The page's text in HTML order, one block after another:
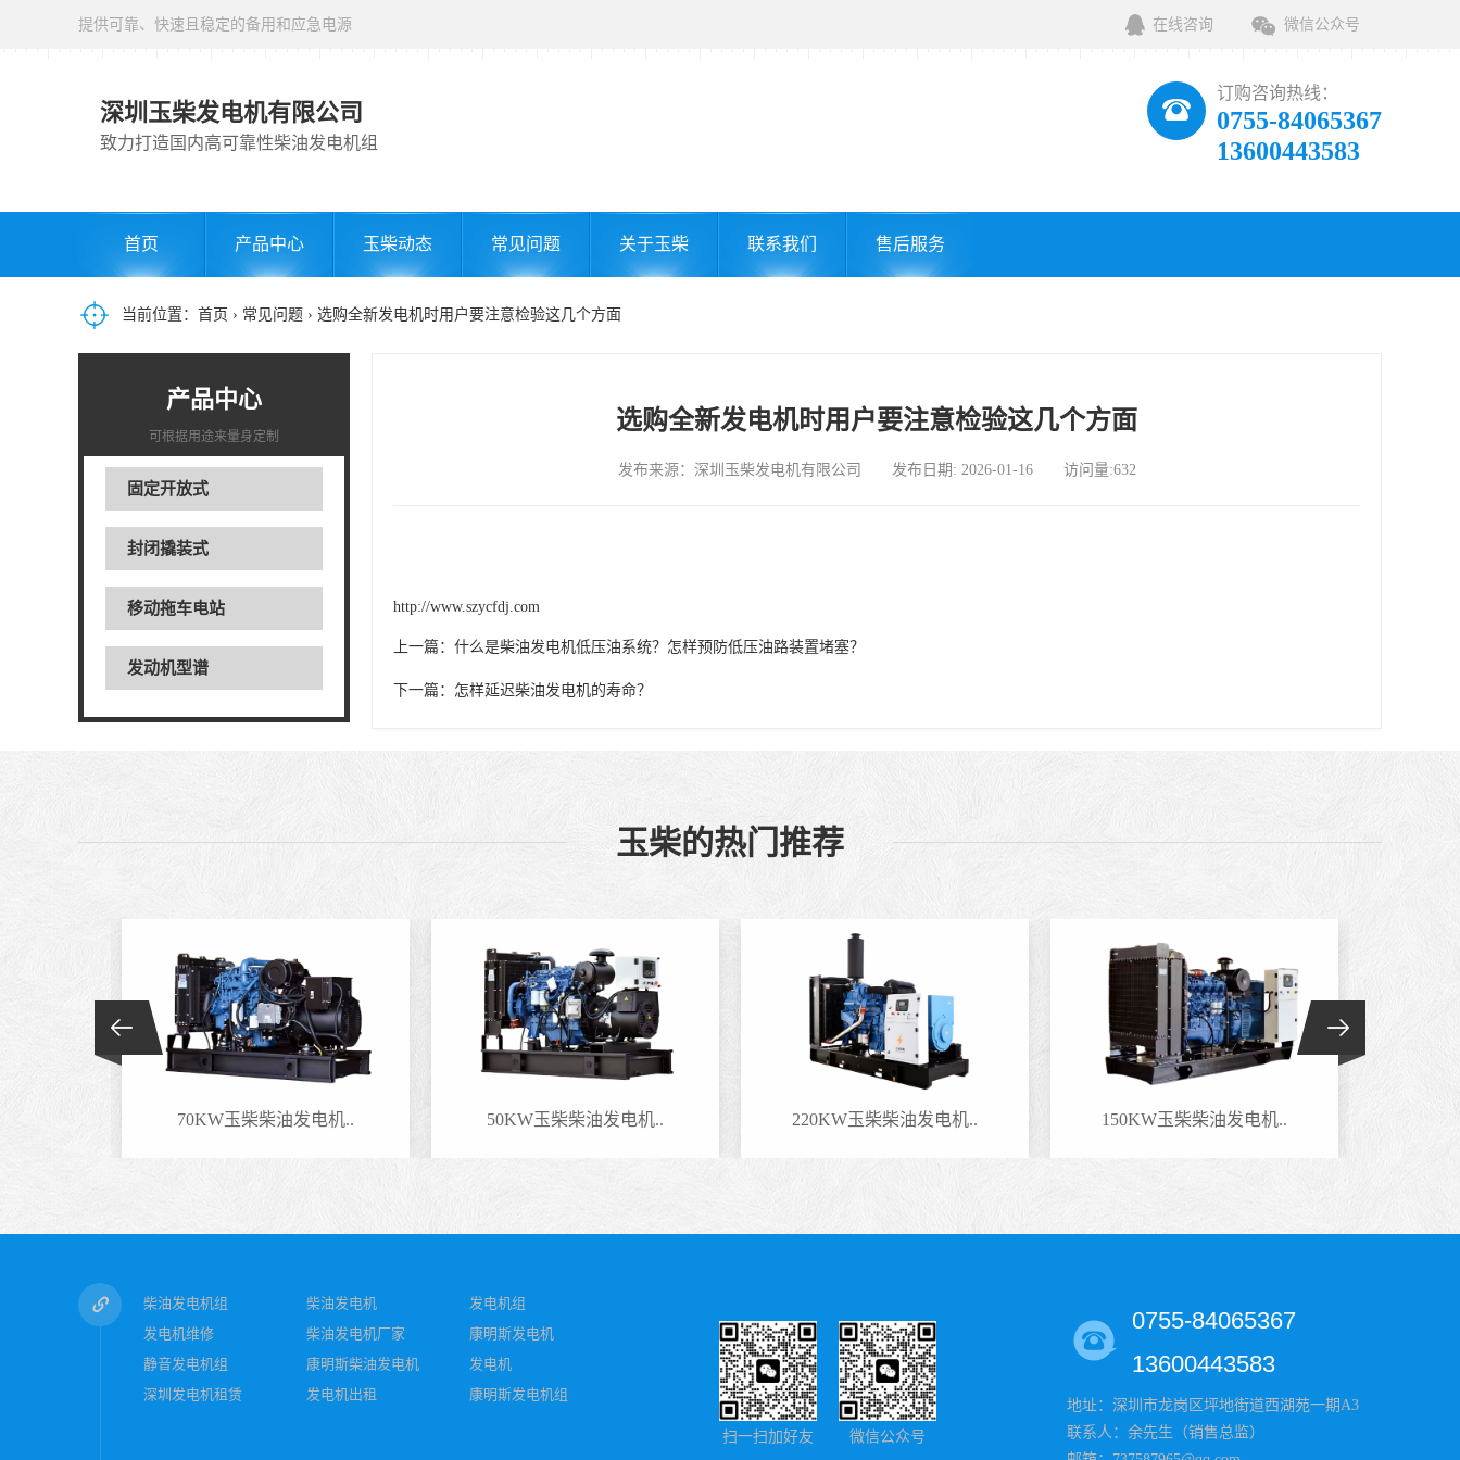
提供可靠、快速且稳定的备用和应急电源 在线咨询 微信公众号
深圳玉柴发电机有限公司
致力打造国内高可靠性柴油发电机组
订购咨询热线：
0755-84065367
13600443583
首页 产品中心 玉柴动态 常见问题 关于玉柴 联系我们 售后服务
当前位置： 首页 › 常见问题 › 选购全新发电机时用户要注意检验这几个方面
产品中心
可根据用途来量身定制
固定开放式
封闭撬装式
移动拖车电站
发动机型谱
选购全新发电机时用户要注意检验这几个方面
发布来源：深圳玉柴发电机有限公司 发布日期: 2026-01-16 访问量:632
http://www.szycfdj.com
上一篇： 什么是柴油发电机低压油系统？怎样预防低压油路装置堵塞？
下一篇： 怎样延迟柴油发电机的寿命？
玉柴的热门推荐
70KW玉柴柴油发电机.. 50KW玉柴柴油发电机.. 220KW玉柴柴油发电机.. 150KW玉柴柴油发电机..
柴油发电机组 柴油发电机
发电机组
发电机维修
柴油发电机厂家
康明斯发电机
静音发电机组
康明斯柴油发电机
发电机
深圳发电机租赁
发电机出租 康明斯发电机组
扫一扫加好友 微信公众号
0755-84065367
13600443583
地址：深圳市龙岗区坪地街道西湖苑一期A3
联系人：余先生（销售总监）